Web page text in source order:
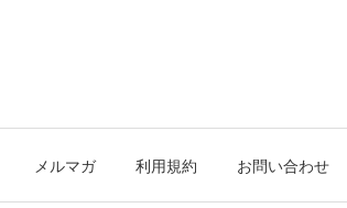
メルマガ 利用規約 お問い合わせ